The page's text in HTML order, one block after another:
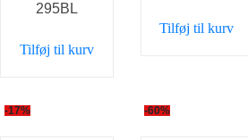
kr..
var:
98,00 kr..
295BL
Tilføj til kurv
Tilføj til kurv
-17% -60%